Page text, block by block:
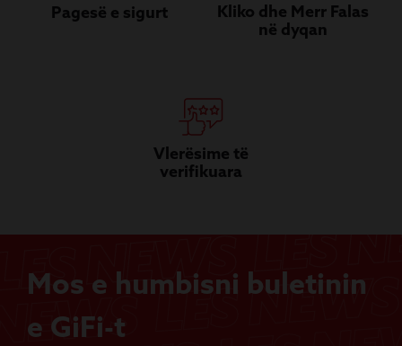
Pagesë e sigurt
Kliko dhe Merr Falas
në dyqan
Vlerësime të
verifikuara
Mos e humbisni buletinin
e GiFi-t